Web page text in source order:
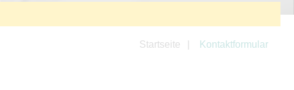
Startseite Kontaktformular